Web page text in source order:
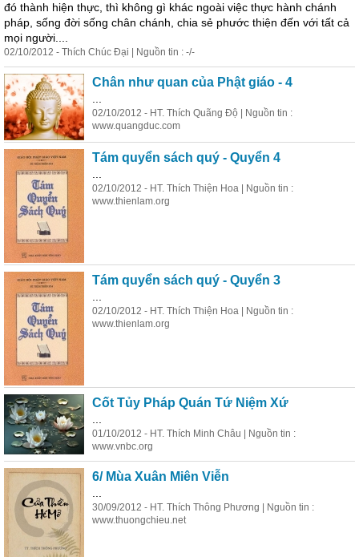
đó thành hiện thực, thì không gì khác ngoài việc thực hành chánh
pháp, sống đời sống chân chánh, chia sẻ phước thiện đến với tất cả
mọi người....
02/10/2012 - Thích Chúc Đại | Nguồn tin : -/-
Chân như quan của Phật giáo - 4
02/10/2012 - HT. Thích Quãng Độ | Nguồn tin :
www.quangduc.com
Tám quyển sách quý - Quyển 4
02/10/2012 - HT. Thích Thiện Hoa | Nguồn tin :
www.thienlam.org
Tám quyển sách quý - Quyển 3
02/10/2012 - HT. Thích Thiện Hoa | Nguồn tin :
www.thienlam.org
Cốt Tủy Pháp Quán Tứ Niệm Xứ
01/10/2012 - HT. Thích Minh Châu | Nguồn tin :
www.vnbc.org
6/ Mùa Xuân Miên Viễn
30/09/2012 - HT. Thích Thông Phương | Nguồn tin :
www.thuongchieu.net